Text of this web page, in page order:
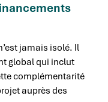
jamais isolé. Il
global qui inclut
complémentarité
auprès des